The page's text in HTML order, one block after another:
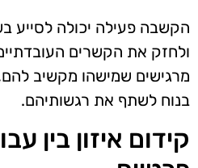
הקשבה פעילה יכולה לסייע
ולחזק את הקשרים
מרגישים שמישהו מקשיב
בנוח לשתף את רגשותיהם.
קידום איזון בין